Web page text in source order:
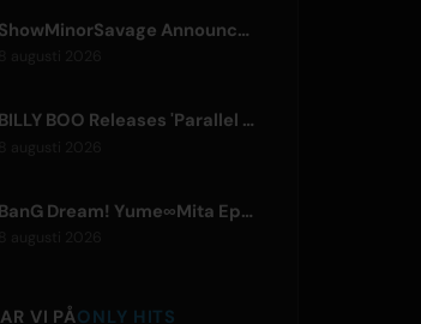
ShowMinorSavage Announces New Digital Single 'Gradation'
BILLY BOO Releases 'Parallel Night-EP' Featuring TV Drama Theme Song
BanG Dream! Yume∞Mita Episode 8 Live Clip Released
VI PÅONLY HITS